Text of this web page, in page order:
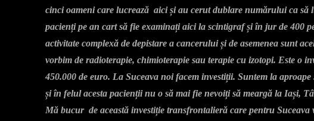
cinci oameni care lucrează aici și au cerut dublare numărului ca
pacienți pe an cart să fie examinați aici la scintigraf și în jur de 400
activitate complexă de depistare a cancerului și de asemenea sunt
vorbim de radioterapie, chimioterapie sau terapie cu izotopi. Este o
450.000 de euro. La Suceava noi facem investiții. Suntem la
și în felul acesta pacienții nu o să mai fie nevoiți să meargă la Iași,
Mă bucur de această investiție transfrontalieră care pentru